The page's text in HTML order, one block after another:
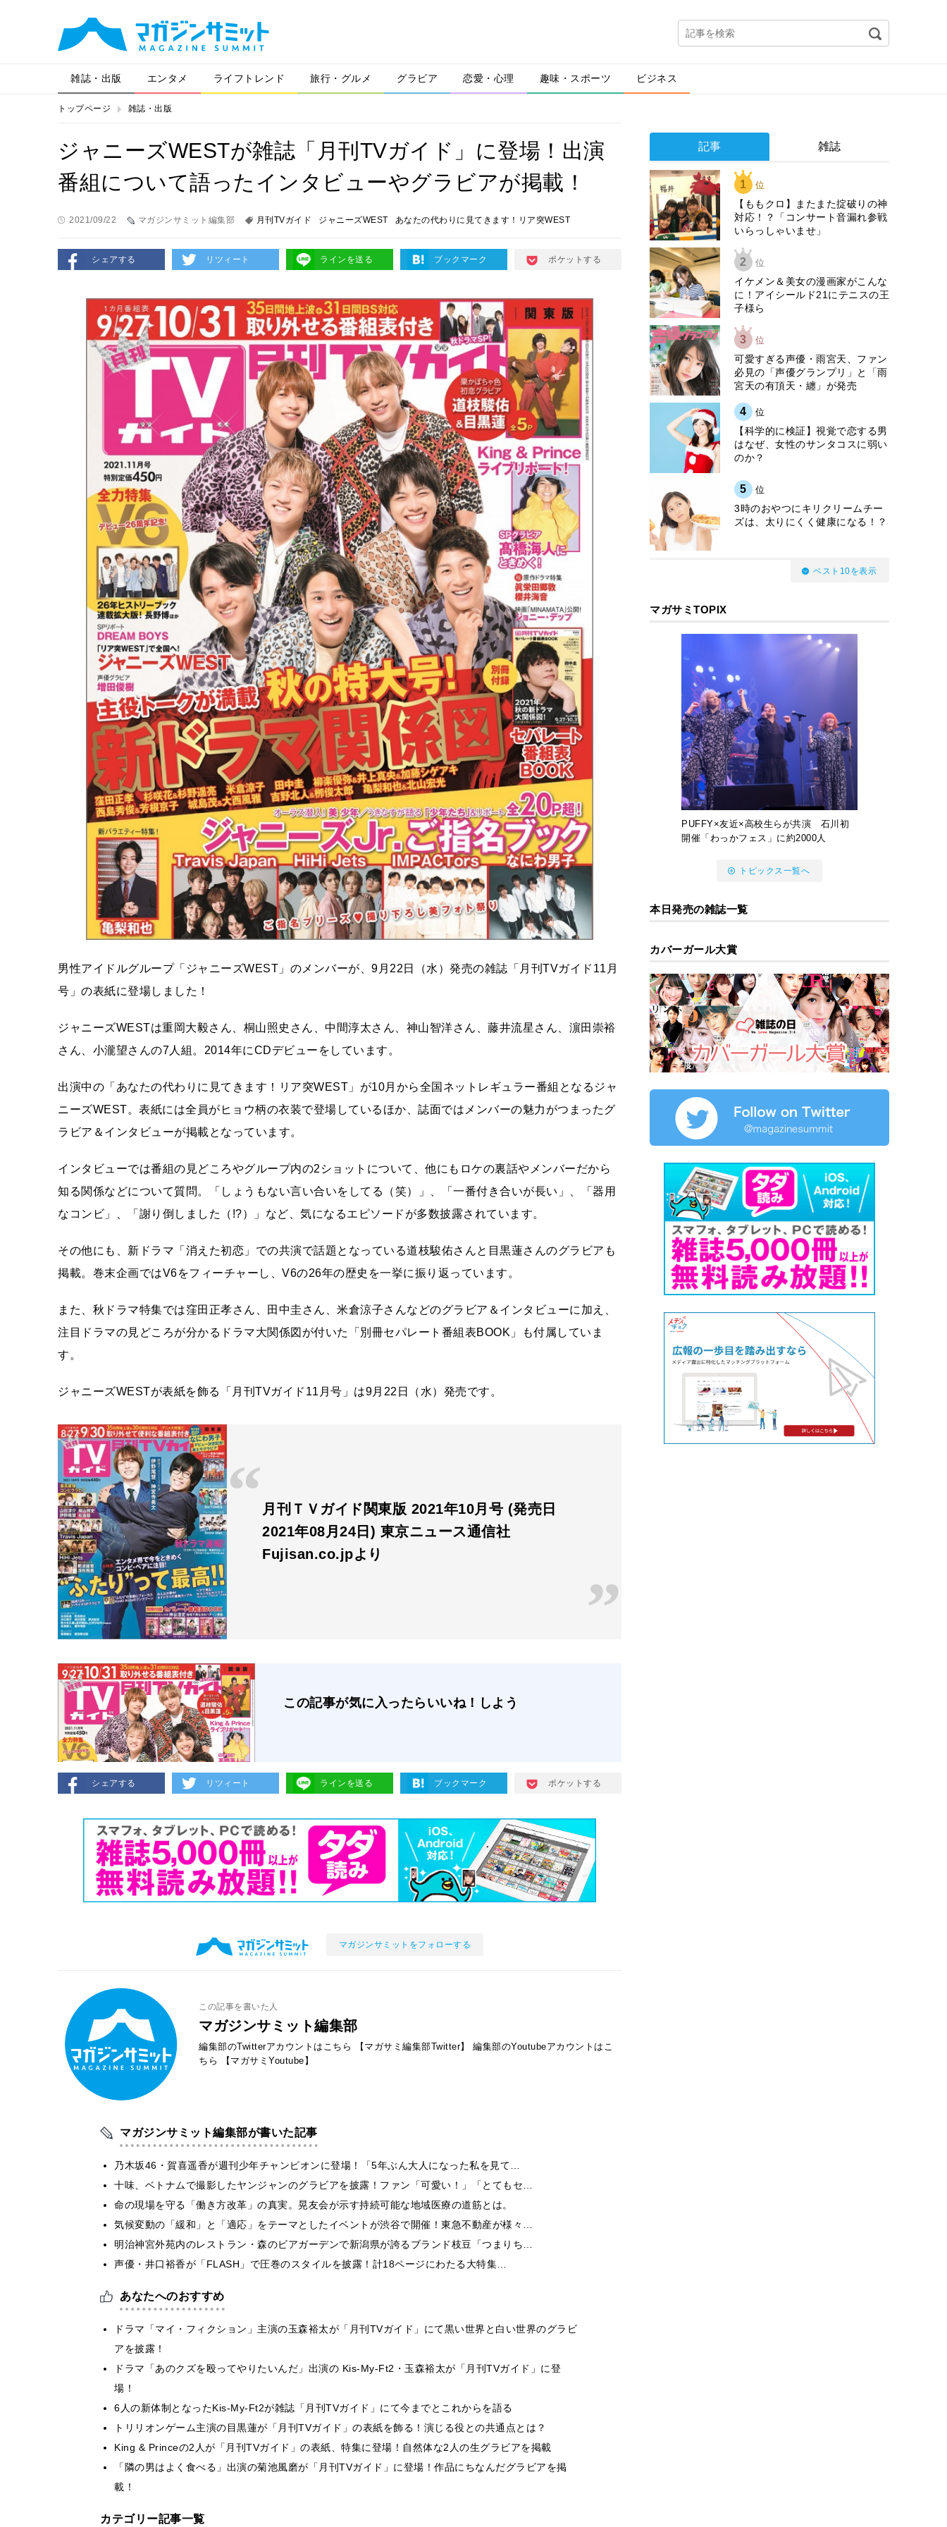
雑誌・出版 エンタメ ライフトレンド 旅行・グルメ グラビア 恋愛・心理 趣味・スポーツ ビジネス
トップページ 雑誌・出版
ジャニーズWESTが雑誌「月刊TVガイド」に登場！出演
番組について語ったインタビューやグラビアが掲載！
2021/09/22 マガジンサミット編集部 月刊TVガイド ジャニーズWEST あなたの代わりに見てきます！リア突WEST
シェアする リツィート ラインを送る ブックマーク ポケットする
男性アイドルグループ「ジャニーズWEST」のメンバーが、9月22日（水）発売の雑誌「月刊TVガイド11月
号」の表紙に登場しました！
ジャニーズWESTは重岡大毅さん、桐山照史さん、中間淳太さん、神山智洋さん、藤井流星さん、濵田崇裕
さん、小瀧望さんの7人組。2014年にCDデビューをしています。
出演中の「あなたの代わりに見てきます！リア突WEST」が10月から全国ネットレギュラー番組となるジャ
ニーズWEST。表紙には全員がヒョウ柄の衣装で登場しているほか、誌面ではメンバーの魅力がつまったグ
ラビア＆インタビューが掲載となっています。
インタビューでは番組の見どころやグループ内の2ショットについて、他にもロケの裏話やメンバーだから
知る関係などについて質問。「しょうもない言い合いをしてる（笑）」、「一番付き合いが長い」、「器用
なコンビ」、「謝り倒しました（!?）」など、気になるエピソードが多数披露されています。
その他にも、新ドラマ「消えた初恋」での共演で話題となっている道枝駿佑さんと目黒蓮さんのグラビアも
掲載。巻末企画ではV6をフィーチャーし、V6の26年の歴史を一挙に振り返っています。
また、秋ドラマ特集では窪田正孝さん、田中圭さん、米倉涼子さんなどのグラビア＆インタビューに加え、
注目ドラマの見どころが分かるドラマ大関係図が付いた「別冊セパレート番組表BOOK」も付属していま
す。
ジャニーズWESTが表紙を飾る「月刊TVガイド11月号」は9月22日（水）発売です。
月刊ＴＶガイド関東版 2021年10月号 (発売日
2021年08月24日) 東京ニュース通信社
Fujisan.co.jpより
この記事が気に入ったらいいね！しよう
シェアする リツィート ラインを送る ブックマーク ポケットする
マガジンサミットをフォローする
この記事を書いた人
マガジンサミット編集部
編集部のTwitterアカウントはこちら 【マガサミ編集部Twitter】
編集部のYoutubeアカウントはこ
ちら
【マガサミYoutube】
マガジンサミット編集部が書いた記事
乃木坂46・賀喜遥香が週刊少年チャンピオンに登場！「5年ぶん大人になった私を見て…
十味、ベトナムで撮影したヤンジャンのグラビアを披露！ファン「可愛い！」「とてもセ…
​命の現場を守る「働き方改革」の真実。晃友会が示す持続可能な地域医療の道筋とは。
気候変動の「緩和」と「適応」をテーマとしたイベントが渋谷で開催！東急不動産が様々…
明治神宮外苑内のレストラン・森のビアガーデンで新潟県が誇るブランド枝豆「つまりち…
声優・井口裕香が「FLASH」で圧巻のスタイルを披露！計18ページにわたる大特集…
あなたへのおすすめ
ドラマ「マイ・フィクション」主演の玉森裕太が「月刊TVガイド」にて黒い世界と白い世界のグラビ
アを披露！
ドラマ「あのクズを殴ってやりたいんだ」出演の Kis-My-Ft2・玉森裕太が「月刊TVガイド」に登
場！
6人の新体制となったKis-My-Ft2が雑誌「月刊TVガイド」にて今までとこれからを語る
トリリオンゲーム主演の目黒蓮が「月刊TVガイド」の表紙を飾る！演じる役との共通点とは？
King & Princeの2人が「月刊TVガイド」の表紙、特集に登場！自然体な2人の生グラビアを掲載
「隣の男はよく食べる」出演の菊池風磨が「月刊TVガイド」に登場！作品にちなんだグラビアを掲
載！
カテゴリー記事一覧
記事 雑誌
1 位
【ももクロ】またまた掟破りの神
対応！？「コンサート音漏れ参戦
いらっしゃいませ」
2 位
イケメン＆美女の漫画家がこんな
に！アイシールド21にテニスの王
子様ら
3 位
可愛すぎる声優・雨宮天、ファン
必見の「声優グランプリ」と「雨
宮天の有頂天・纏」が発売
4 位
【科学的に検証】視覚で恋する男
はなぜ、女性のサンタコスに弱い
のか？
5 位
3時のおやつにキリクリームチー
ズは、太りにくく健康になる！？
ベスト10を表示
マガサミTOPIX
PUFFY×友近×高校生らが共演 石川初
開催「わっかフェス」に約2000人
トピックス一覧へ
本日発売の雑誌一覧
カバーガール大賞